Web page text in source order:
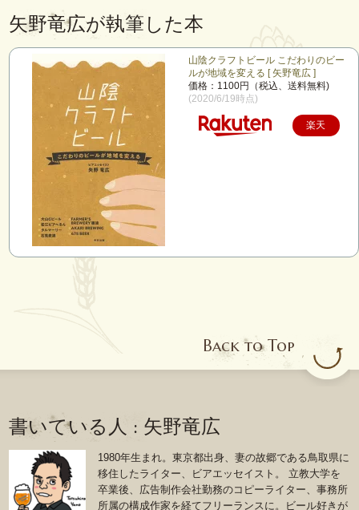
矢野竜広が執筆した本
山陰クラフトビール こだわりのビー
ルが地域を変える [ 矢野竜広 ]
価格：1100円（税込、送料無料)
(2020/6/19時点)
楽天
Back to Top
書いている人 : 矢野竜広
1980年生まれ。東京都出身、妻の故郷である鳥取県に
移住したライター、ビアエッセイスト。 立教大学を
卒業後、広告制作会社勤務のコピーライター、事務所
所属の構成作家を経てフリーランスに。ビール好きが